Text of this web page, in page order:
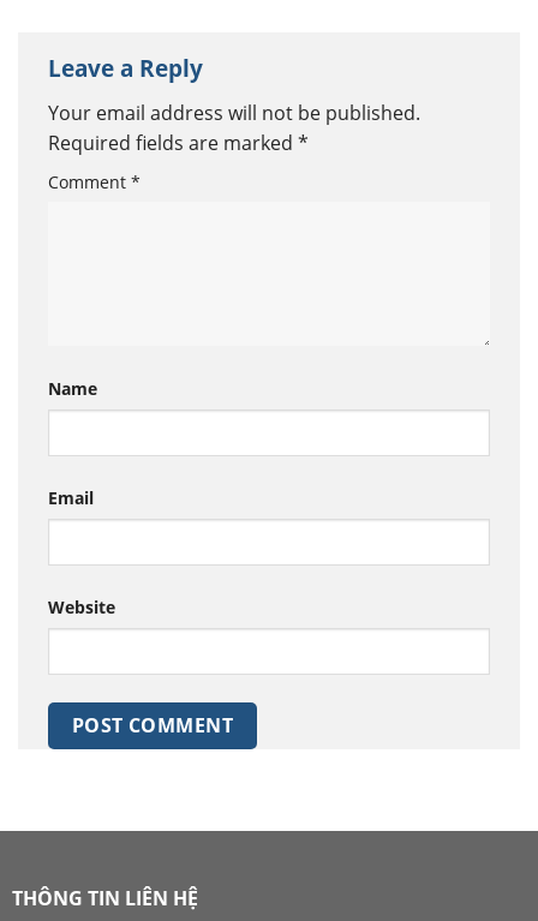
Leave a Reply
Your email address will not be published.
Required fields are marked *
Comment *
Name
Email
Website
THÔNG TIN LIÊN HỆ